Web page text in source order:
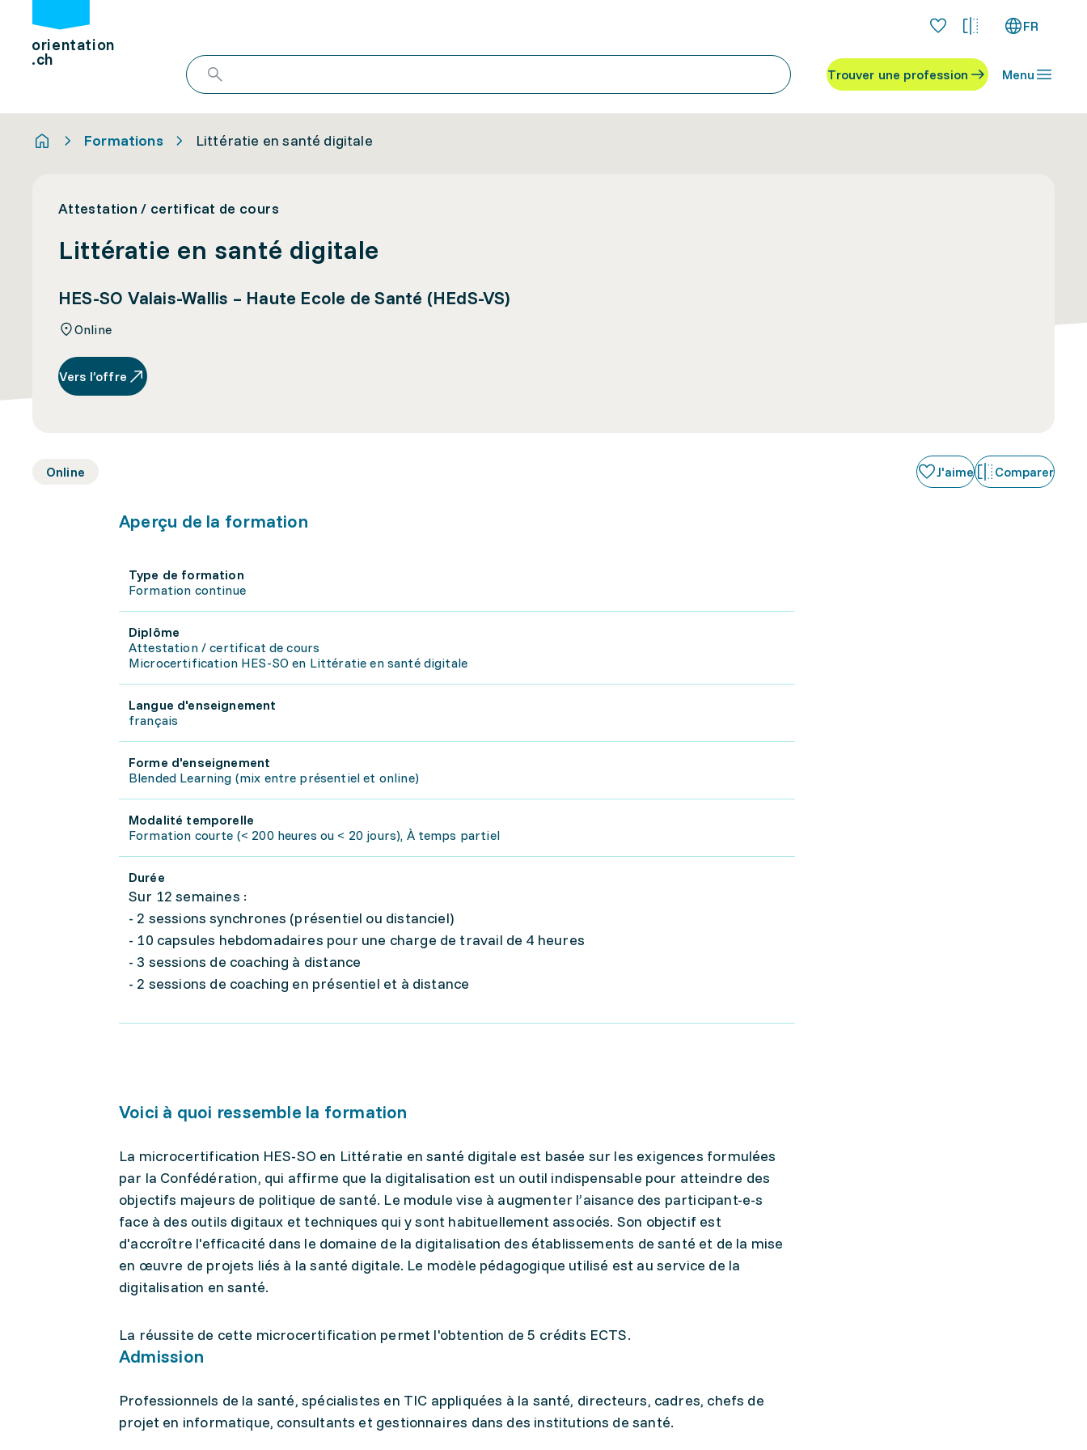
orientation
.ch
FR
Trouver une profession Menu
Formations Littératie en santé digitale
Attestation / certificat de cours
Littératie en santé digitale
HES-SO Valais-Wallis – Haute Ecole de Santé (HEdS-VS)
Online
Vers l’offre
Online J'aime Comparer
Aperçu de la formation
Type de formation
Formation continue
Diplôme
Attestation / certificat de cours
Microcertification HES-SO en Littératie en santé digitale
Langue d'enseignement
français
Forme d'enseignement
Blended Learning (mix entre présentiel et online)
Modalité temporelle
Formation courte (< 200 heures ou < 20 jours), À temps partiel
Durée
Sur 12 semaines :
- 2 sessions synchrones (présentiel ou distanciel)
- 10 capsules hebdomadaires pour une charge de travail de 4 heures
- 3 sessions de coaching à distance
- 2 sessions de coaching en présentiel et à distance
Voici à quoi ressemble la formation
La microcertification HES-SO en Littératie en santé digitale est basée sur les exigences formulées
par la Confédération, qui affirme que la digitalisation est un outil indispensable pour atteindre des
objectifs majeurs de politique de santé. Le module vise à augmenter l’aisance des participant-e-s
face à des outils digitaux et techniques qui y sont habituellement associés. Son objectif est
d'accroître l'efficacité dans le domaine de la digitalisation des établissements de santé et de la mise
en œuvre de projets liés à la santé digitale. Le modèle pédagogique utilisé est au service de la
digitalisation en santé.
La réussite de cette microcertification permet l'obtention de 5 crédits ECTS.
Admission
Professionnels de la santé, spécialistes en TIC appliquées à la santé, directeurs, cadres, chefs de
projet en informatique, consultants et gestionnaires dans des institutions de santé.